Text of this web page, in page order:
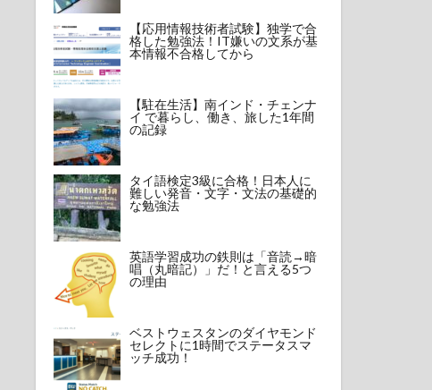
【応用情報技術者試験】独学で合
格した勉強法！IT嫌いの文系が基
本情報不合格してから
【駐在生活】南インド・チェンナ
イ で暮らし、働き、旅した1年間
の記録
タイ語検定3級に合格！日本人に
難しい発音・文字・文法の基礎的
な勉強法
英語学習成功の鉄則は「音読→暗
唱（丸暗記）」だ！と言える5つ
の理由
ベストウェスタンのダイヤモンド
セレクトに1時間でステータスマ
ッチ成功！